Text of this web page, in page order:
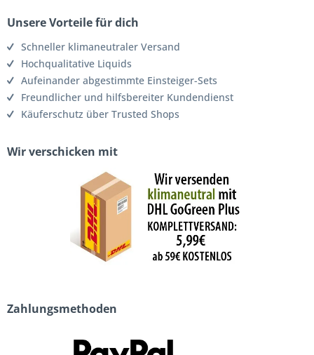
Unsere Vorteile für dich
Schneller klimaneutraler Versand
Hochqualitative Liquids
Aufeinander abgestimmte Einsteiger-Sets
Freundlicher und hilfsbereiter Kundendienst
Käuferschutz über Trusted Shops
Wir verschicken mit
Zahlungsmethoden